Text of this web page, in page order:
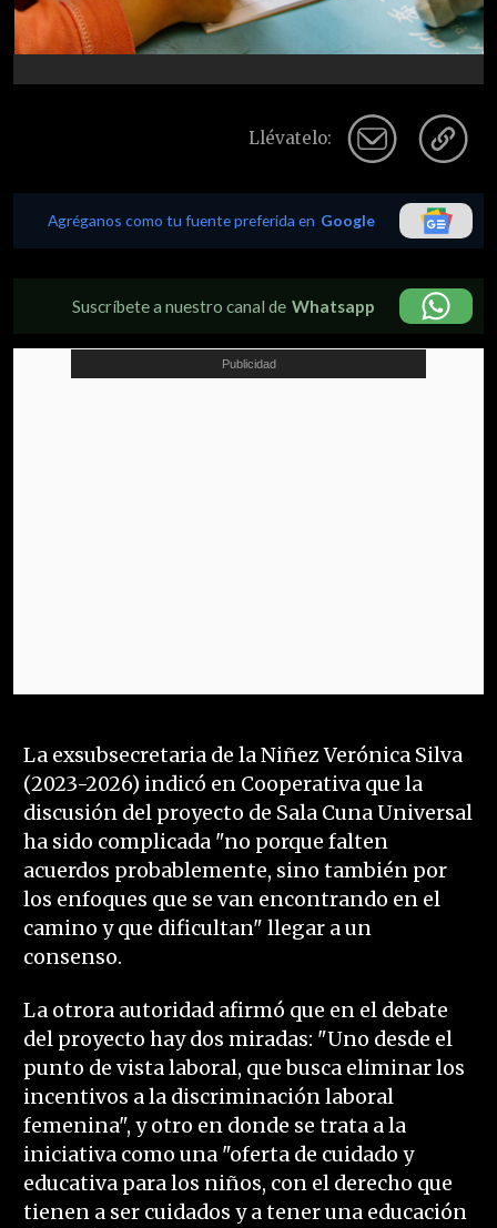
Llévatelo:
Agréganos como tu fuente preferida en Google
Suscríbete a nuestro canal de Whatsapp
La exsubsecretaria de la Niñez Verónica Silva
(2023-2026) indicó en Cooperativa que la
discusión del proyecto de Sala Cuna Universal
ha sido complicada "no porque falten
acuerdos probablemente, sino también por
los enfoques que se van encontrando en el
camino y que dificultan" llegar a un
consenso.
La otrora autoridad afirmó que en el debate
del proyecto hay dos miradas: "Uno desde el
punto de vista laboral, que busca eliminar los
incentivos a la discriminación laboral
femenina", y otro en donde se trata a la
iniciativa como una "oferta de cuidado y
educativa para los niños, con el derecho que
tienen a ser cuidados y a tener una educación